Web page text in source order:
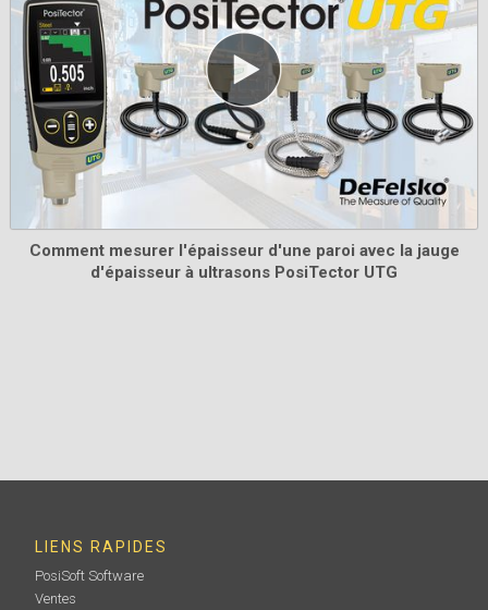
Cales en plastique certifiées
Alternative économique aux plaques métalliques
revêtues, avec une précision réduite. Idéal pour
protéger la pointe de la sonde PosiTector .
de tous les micromètres Testex . Idéal pour répondre
aux exigences de l'ISO et du contrôle de qualité
Comment mesurer l'épaisseur d'une paroi avec la jauge
d'épaisseur à ultrasons PosiTector UTG
LIENS RAPIDES
PosiSoft Software
Ventes